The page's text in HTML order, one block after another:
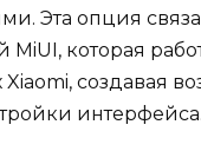
Эта опция
которая
Xiaomi, создавая
интерфейса.